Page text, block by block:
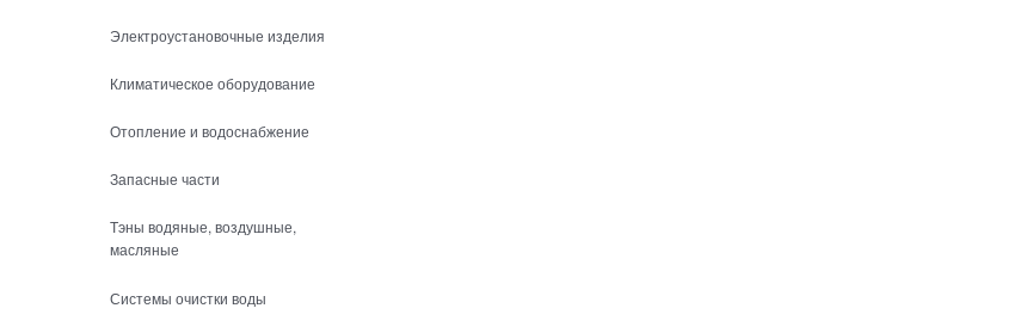
Электроустановочные изделия
Климатическое оборудование
Отопление и водоснабжение
Запасные части
Тэны водяные, воздушные,
масляные
Системы очистки воды